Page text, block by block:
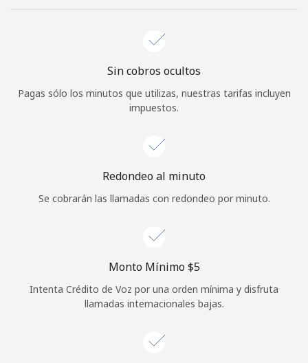
Iniciar Sesión
Continuar con
Sin cobros ocultos
Pagas sólo los minutos que utilizas, nuestras tarifas incluyen
impuestos.
Redondeo al minuto
Se cobrarán las llamadas con redondeo por minuto.
Monto Mínimo ⁦$5⁩
Intenta Crédito de Voz por una orden mínima y disfruta
llamadas internacionales bajas.